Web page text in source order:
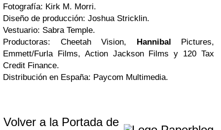
Fotografía: Kirk M. Morri.
Diseño de producción: Joshua Stricklin.
Vestuario: Sabra Temple.
Productoras: Cheetah Vision, Hannibal Pictures,
Emmett/Furla Films, Action Jackson Films y 120 Tax
Credit Finance.
Distribución en España: Paycom Multimedia.
Volver a la Portada de